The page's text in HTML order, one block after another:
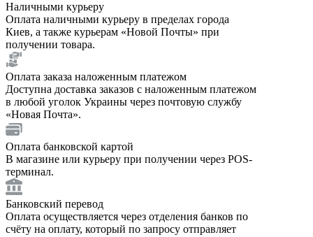
Наличными курьеру
Оплата наличными курьеру в пределах города
Киев, а также курьерам «Новой Почты» при
получении товара.
Оплата заказа наложенным платежом
Доступна доставка заказов с наложенным платежом
в любой уголок Украины через почтовую службу
«Новая Почта».
Оплата банковской картой
В магазине или курьеру при получении через POS-
терминал.
Банковский перевод
Оплата осуществляется через отделения банков по
счёту на оплату, который по запросу отправляет